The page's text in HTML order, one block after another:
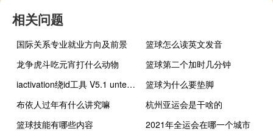
相关问题
国际关系专业就业方向及前景
篮球怎么读英文发音
龙争虎斗吃元宵打什么动物
篮球第二个加时几分钟
iactivation绕id工具 V5.1 untethered 绿色免费版（iactivation绕id工具 V5.1 untethered 绿色免费版功能简介）
篮球为什么要垫脚
布依人过年有什么讲究嘛
杭州亚运会是干啥的
篮球技能有哪些内容
2021年全运会在哪一个城市